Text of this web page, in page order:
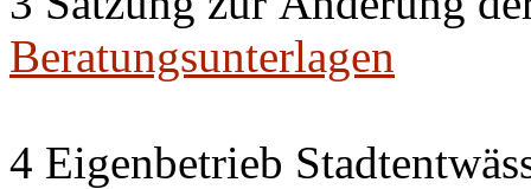
Beratungsunterlagen
4 Eigenbetrieb